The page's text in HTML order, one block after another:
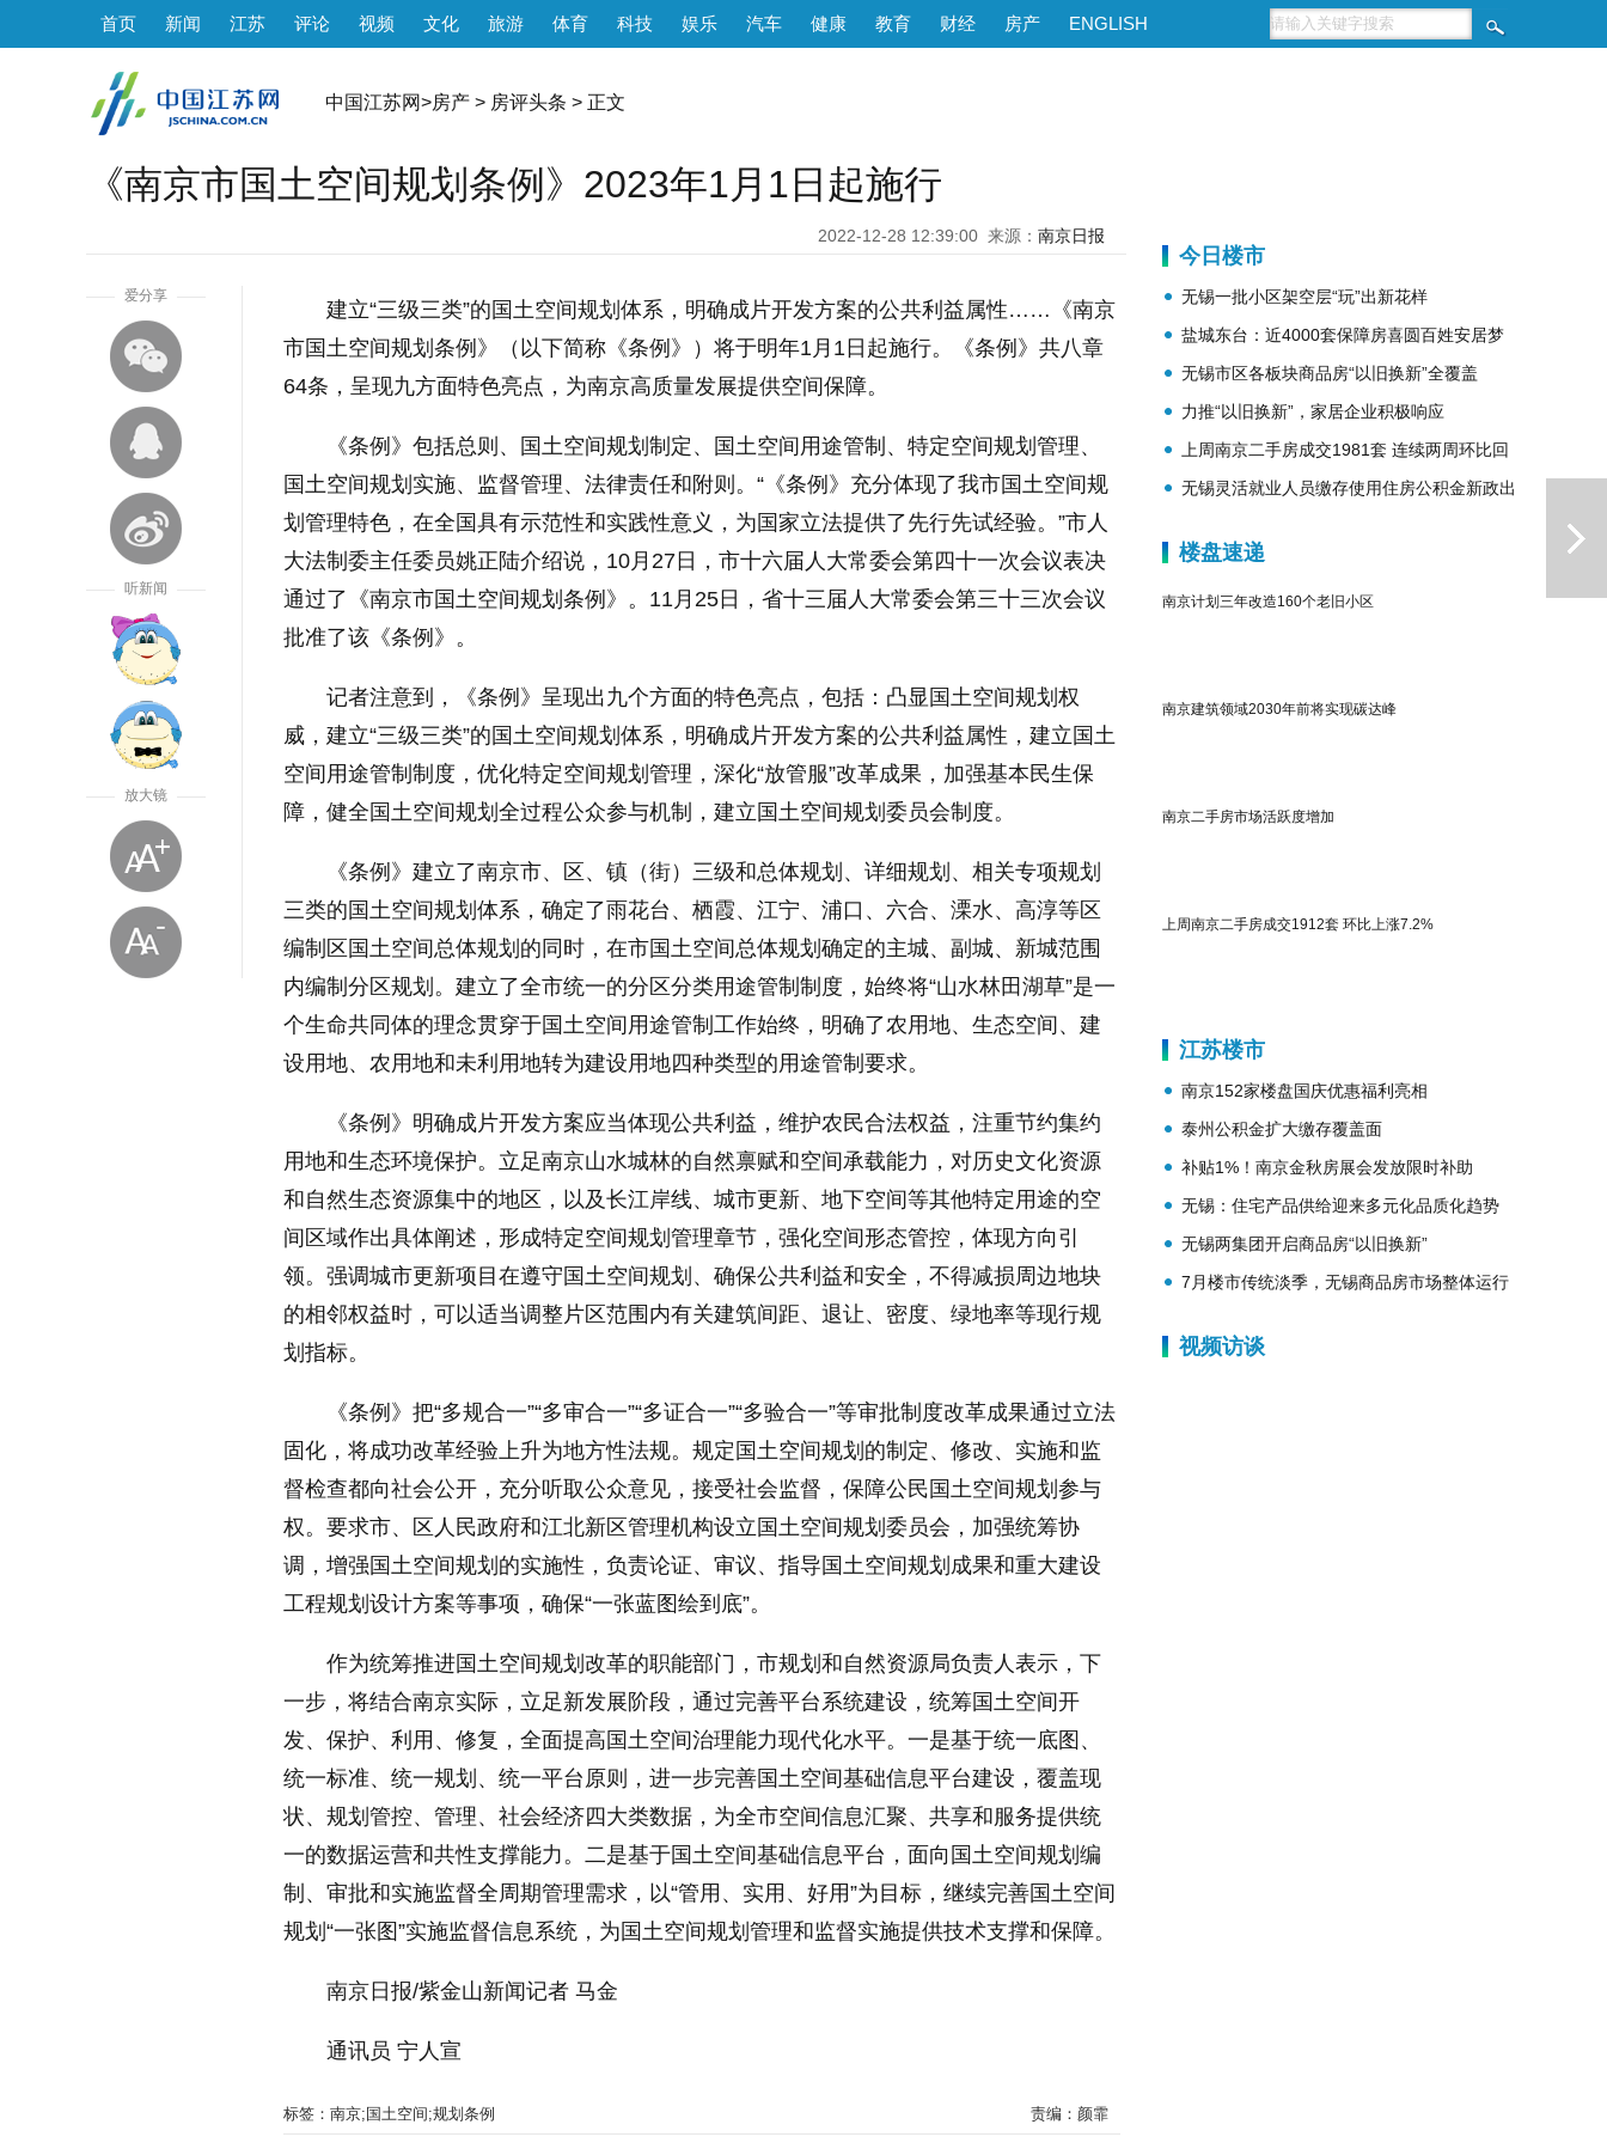
首页 新闻 江苏 评论 视频 文化 旅游 体育 科技 娱乐 汽车 健康 教育 财经 房产 ENGLISH
中国江苏网>房产 > 房评头条 > 正文
《南京市国土空间规划条例》2023年1月1日起施行
2022-12-28 12:39:00 来源： 南京日报
爱分享
听新闻
放大镜
建立“三级三类”的国土空间规划体系，明确成片开发方案的公共利益属性……《南京
市国土空间规划条例》（以下简称《条例》）将于明年1月1日起施行。《条例》共八章
64条，呈现九方面特色亮点，为南京高质量发展提供空间保障。
《条例》包括总则、国土空间规划制定、国土空间用途管制、特定空间规划管理、
国土空间规划实施、监督管理、法律责任和附则。“《条例》充分体现了我市国土空间规
划管理特色，在全国具有示范性和实践性意义，为国家立法提供了先行先试经验。”市人
大法制委主任委员姚正陆介绍说，10月27日，市十六届人大常委会第四十一次会议表决
通过了《南京市国土空间规划条例》。11月25日，省十三届人大常委会第三十三次会议
批准了该《条例》。
记者注意到，《条例》呈现出九个方面的特色亮点，包括：凸显国土空间规划权
威，建立“三级三类”的国土空间规划体系，明确成片开发方案的公共利益属性，建立国土
空间用途管制制度，优化特定空间规划管理，深化“放管服”改革成果，加强基本民生保
障，健全国土空间规划全过程公众参与机制，建立国土空间规划委员会制度。
《条例》建立了南京市、区、镇（街）三级和总体规划、详细规划、相关专项规划
三类的国土空间规划体系，确定了雨花台、栖霞、江宁、浦口、六合、溧水、高淳等区
编制区国土空间总体规划的同时，在市国土空间总体规划确定的主城、副城、新城范围
内编制分区规划。建立了全市统一的分区分类用途管制制度，始终将“山水林田湖草”是一
个生命共同体的理念贯穿于国土空间用途管制工作始终，明确了农用地、生态空间、建
设用地、农用地和未利用地转为建设用地四种类型的用途管制要求。
《条例》明确成片开发方案应当体现公共利益，维护农民合法权益，注重节约集约
用地和生态环境保护。立足南京山水城林的自然禀赋和空间承载能力，对历史文化资源
和自然生态资源集中的地区，以及长江岸线、城市更新、地下空间等其他特定用途的空
间区域作出具体阐述，形成特定空间规划管理章节，强化空间形态管控，体现方向引
领。强调城市更新项目在遵守国土空间规划、确保公共利益和安全，不得减损周边地块
的相邻权益时，可以适当调整片区范围内有关建筑间距、退让、密度、绿地率等现行规
划指标。
《条例》把“多规合一”“多审合一”“多证合一”“多验合一”等审批制度改革成果通过立法
固化，将成功改革经验上升为地方性法规。规定国土空间规划的制定、修改、实施和监
督检查都向社会公开，充分听取公众意见，接受社会监督，保障公民国土空间规划参与
权。要求市、区人民政府和江北新区管理机构设立国土空间规划委员会，加强统筹协
调，增强国土空间规划的实施性，负责论证、审议、指导国土空间规划成果和重大建设
工程规划设计方案等事项，确保“一张蓝图绘到底”。
作为统筹推进国土空间规划改革的职能部门，市规划和自然资源局负责人表示，下
一步，将结合南京实际，立足新发展阶段，通过完善平台系统建设，统筹国土空间开
发、保护、利用、修复，全面提高国土空间治理能力现代化水平。一是基于统一底图、
统一标准、统一规划、统一平台原则，进一步完善国土空间基础信息平台建设，覆盖现
状、规划管控、管理、社会经济四大类数据，为全市空间信息汇聚、共享和服务提供统
一的数据运营和共性支撑能力。二是基于国土空间基础信息平台，面向国土空间规划编
制、审批和实施监督全周期管理需求，以“管用、实用、好用”为目标，继续完善国土空间
规划“一张图”实施监督信息系统，为国土空间规划管理和监督实施提供技术支撑和保障。
南京日报/紫金山新闻记者 马金
通讯员 宁人宣
标签：南京;国土空间;规划条例 责编：颜霏
今日楼市
无锡一批小区架空层“玩”出新花样
盐城东台：近4000套保障房喜圆百姓安居梦
无锡市区各板块商品房“以旧换新”全覆盖
力推“以旧换新”，家居企业积极响应
上周南京二手房成交1981套 连续两周环比回
升
无锡灵活就业人员缴存使用住房公积金新政出
楼盘速递
南京计划三年改造160个老旧小区
南京建筑领域2030年前将实现碳达峰
南京二手房市场活跃度增加
上周南京二手房成交1912套 环比上涨7.2%
江苏楼市
南京152家楼盘国庆优惠福利亮相
泰州公积金扩大缴存覆盖面
补贴1%！南京金秋房展会发放限时补助
无锡：住宅产品供给迎来多元化品质化趋势
无锡两集团开启商品房“以旧换新”
7月楼市传统淡季，无锡商品房市场整体运行
视频访谈